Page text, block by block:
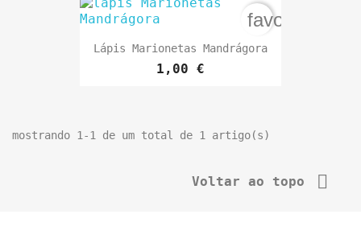
Lápis Marionetas Mandrágora
1,00 €
mostrando 1-1 de um total de 1 artigo(s)
Voltar ao topo 